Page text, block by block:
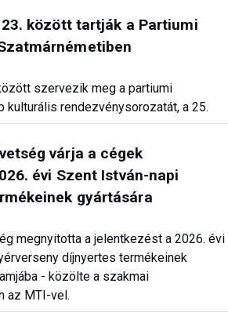
között tartják a Partiumi
szervezik meg a partiumi
kulturális rendezvénysorozatát, a 25.
várja a cégek
évi Szent István-napi
gyártására
megnyitotta a jelentkezést a 2026. évi
díjnyertes termékeinek
- közölte a szakmai
az MTI-vel.